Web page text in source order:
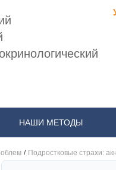
НАШИ МЕТОДЫ
/ Подростковые страхи: